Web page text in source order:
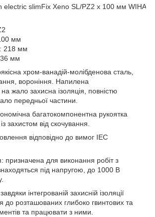
electric slimFix Xeno SL/PZ2 x 100 мм WIHA
мм
218 мм
36 мм
хром-ванадій-молібденова сталь,
вороніння. Напилена
жало захисна ізоляція, повністю
передньої частини.
багатокомпонентна рукоятка
захистом від скочування.
відповідно до вимог IEC
призначена для виконання робіт з
під напругою, до 1000 В
інтегрованій захисній ізоляції
до розташованих глибоко гвинтових та
та працювати з ними.